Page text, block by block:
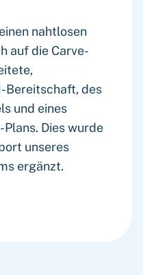
nahtlosen
auf die Carve-
Bereitschaft, des
und eines
Dies wurde
unseres
ergänzt.